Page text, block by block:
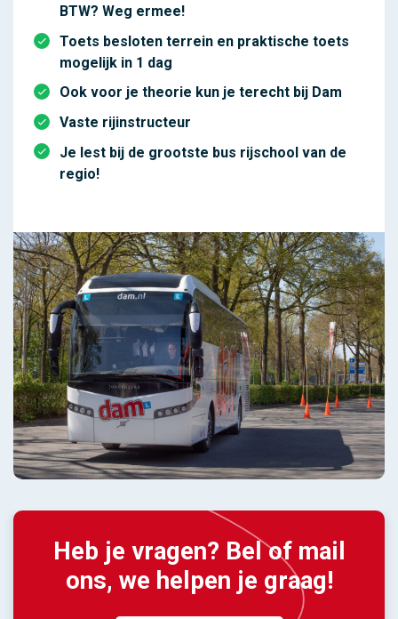
BTW? Weg ermee!
Toets besloten terrein en praktische toets
mogelijk in 1 dag
Ook voor je theorie kun je terecht bij Dam
Vaste rijinstructeur
Je lest bij de grootste bus rijschool van de
regio!
Heb je vragen? Bel of mail
ons, we helpen je graag!